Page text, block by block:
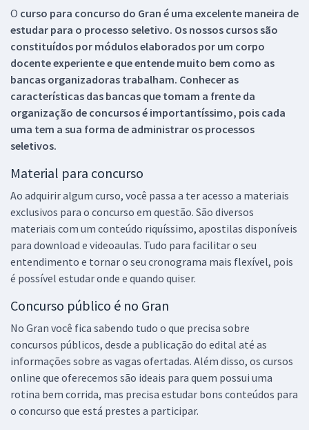
O curso para concurso do Gran é uma excelente maneira de
estudar para o processo seletivo. Os nossos cursos são
constituídos por módulos elaborados por um corpo
docente experiente e que entende muito bem como as
bancas organizadoras trabalham. Conhecer as
características das bancas que tomam a frente da
organização de concursos é importantíssimo, pois cada
uma tem a sua forma de administrar os processos
seletivos.
Material para concurso
Ao adquirir algum curso, você passa a ter acesso a materiais
exclusivos para o concurso em questão. São diversos
materiais com um conteúdo riquíssimo, apostilas disponíveis
para download e videoaulas. Tudo para facilitar o seu
entendimento e tornar o seu cronograma mais flexível, pois
é possível estudar onde e quando quiser.
Concurso público é no Gran
No Gran você fica sabendo tudo o que precisa sobre
concursos públicos, desde a publicação do edital até as
informações sobre as vagas ofertadas. Além disso, os cursos
online que oferecemos são ideais para quem possui uma
rotina bem corrida, mas precisa estudar bons conteúdos para
o concurso que está prestes a participar.